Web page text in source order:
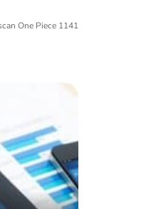
One Piece 1141